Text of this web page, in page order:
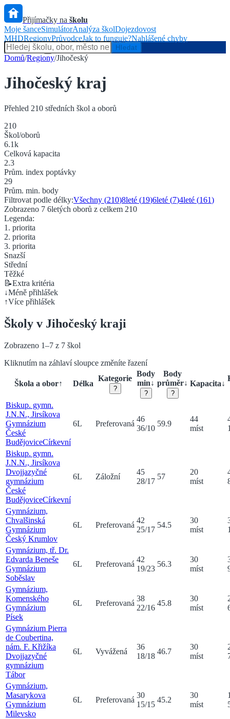
Přijímačky na školu
Moje šanceSimulátorAnalýza školDojezdovost
MHDRegionyPrůvodceJak to funguje?Nahlášené chyby
Hlídač státu
Hledat
Domů/Regiony/Jihočeský
Jihočeský kraj
Přehled 210 středních škol a oborů
210
Škol/oborů
6.1k
Celková kapacita
2.3
Prům. index poptávky
29
Prům. min. body
Filtrovat podle délky:Všechny (210)8leté (19)6leté (7)4leté (161)
Zobrazeno 7 6letých oborů z celkem 210
Legenda:
1. priorita
2. priorita
3. priorita
Snazší
Střední
Těžké
📝Extra kritéria
↓Méně přihlášek
↑Více přihlášek
Školy v Jihočeský kraji
Zobrazeno 1–7 z 7 škol
Kliknutím na záhlaví sloupce změníte řazení
Škola a obor↑ Délka
Kategorie
?
Body
min↓
?
Body
průměr↓
?
Kapacita↓
Biskup. gymn.
J.N.N., Jirsíkova
Gymnázium
České
BudějoviceCírkevní
6L Preferovaná
46
36/10
59.9
44
míst
Biskup. gymn.
J.N.N., Jirsíkova
Dvojjazyčné
gymnázium
České
BudějoviceCírkevní
6L Záložní
45
28/17
57
20
míst
Gymnázium,
Chvalšinská
Gymnázium
Český Krumlov
6L Preferovaná
42
25/17
54.5
30
míst
Gymnázium, tř. Dr.
Edvarda Beneše
Gymnázium
Soběslav
6L Preferovaná
42
19/23
56.3
30
míst
Gymnázium,
Komenského
Gymnázium
Písek
6L Preferovaná
38
22/16
45.8
30
míst
Gymnázium Pierra
de Coubertina,
nám. F. Křižíka
Dvojjazyčné
gymnázium
Tábor
6L Vyvážená
36
18/18
46.7
30
míst
Gymnázium,
Masarykova
Gymnázium
Milevsko
6L Preferovaná
30
15/15
45.2
30
míst